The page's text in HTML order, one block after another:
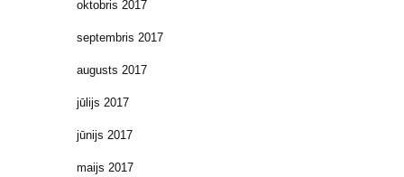
oktobris 2017
septembris 2017
augusts 2017
jūlijs 2017
jūnijs 2017
maijs 2017